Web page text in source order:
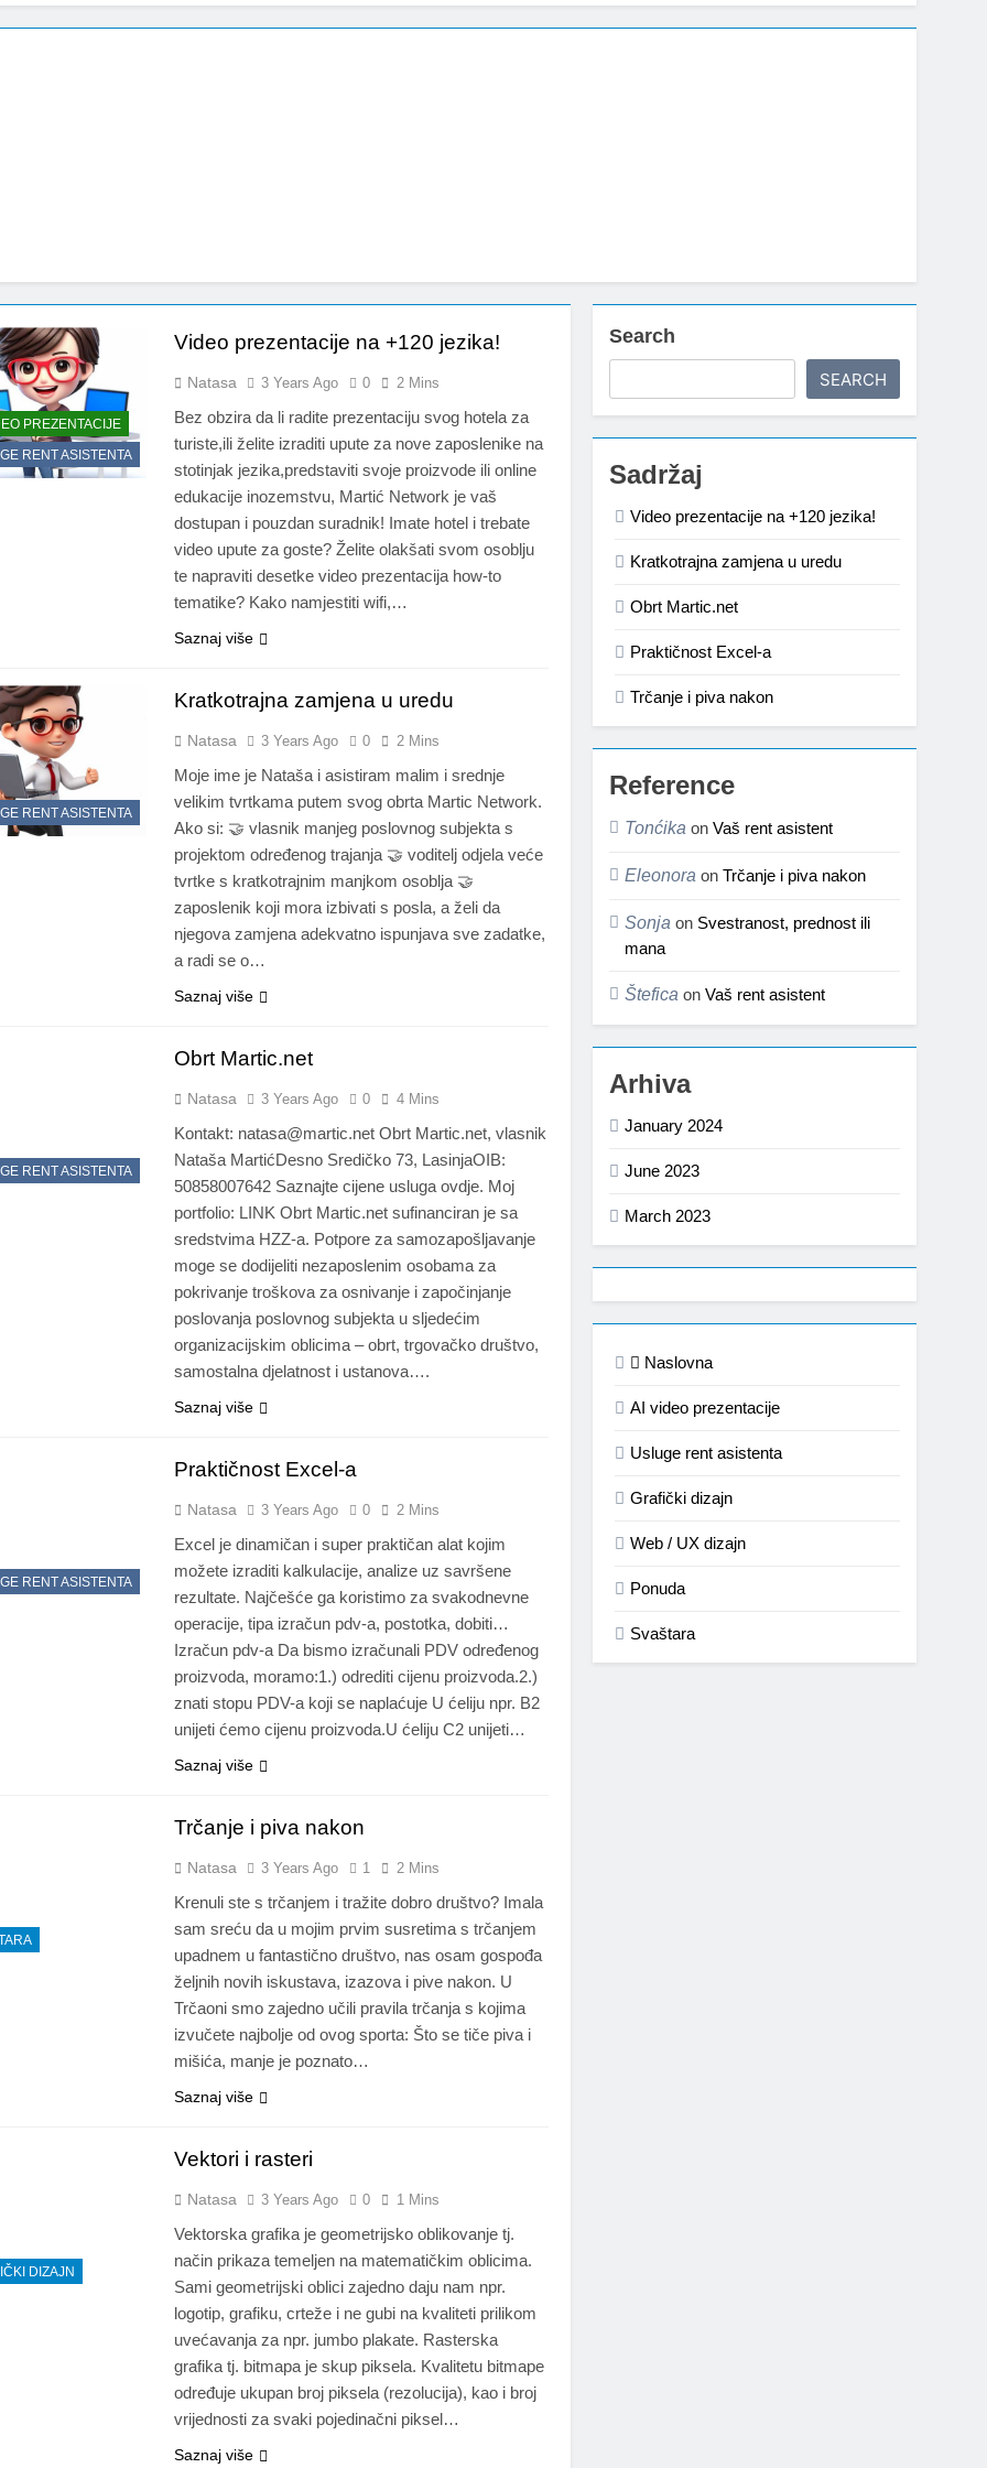
PREZENTACIJE
RENT ASISTENTA
Video prezentacije na +120 jezika!
Natasa 3 Years Ago 0 2 Mins
Bez obzira da li radite prezentaciju svog hotela za
turiste,ili želite izraditi upute za nove zaposlenike na
stotinjak jezika,predstaviti svoje proizvode ili online
edukacije inozemstvu, Martić Network je vaš
dostupan i pouzdan suradnik! Imate hotel i trebate
video upute za goste? Želite olakšati svom osoblju
te napraviti desetke video prezentacija how-to
tematike? Kako namjestiti wifi,…
Saznaj više
RENT ASISTENTA
Kratkotrajna zamjena u uredu
Natasa 3 Years Ago 0 2 Mins
Moje ime je Nataša i asistiram malim i srednje
velikim tvrtkama putem svog obrta Martic Network.
Ako si: 🤝 vlasnik manjeg poslovnog subjekta s
projektom određenog trajanja 🤝 voditelj odjela veće
tvrtke s kratkotrajnim manjkom osoblja 🤝
zaposlenik koji mora izbivati s posla, a želi da
njegova zamjena adekvatno ispunjava sve zadatke,
a radi se o…
Saznaj više
RENT ASISTENTA
Obrt Martic.net
Natasa 3 Years Ago 0 4 Mins
Kontakt: natasa@martic.net Obrt Martic.net, vlasnik
Nataša MartićDesno Sredičko 73, LasinjaOIB:
50858007642 Saznajte cijene usluga ovdje. Moj
portfolio: LINK Obrt Martic.net sufinanciran je sa
sredstvima HZZ-a. Potpore za samozapošljavanje
moge se dodijeliti nezaposlenim osobama za
pokrivanje troškova za osnivanje i započinjanje
poslovanja poslovnog subjekta u sljedećim
organizacijskim oblicima – obrt, trgovačko društvo,
samostalna djelatnost i ustanova….
Saznaj više
RENT ASISTENTA
Praktičnost Excel-a
Natasa 3 Years Ago 0 2 Mins
Excel je dinamičan i super praktičan alat kojim
možete izraditi kalkulacije, analize uz savršene
rezultate. Najčešće ga koristimo za svakodnevne
operacije, tipa izračun pdv-a, postotka, dobiti…
Izračun pdv-a Da bismo izračunali PDV određenog
proizvoda, moramo:1.) odrediti cijenu proizvoda.2.)
znati stopu PDV-a koji se naplaćuje U ćeliju npr. B2
unijeti ćemo cijenu proizvoda.U ćeliju C2 unijeti…
Saznaj više
Trčanje i piva nakon
Natasa 3 Years Ago 1 2 Mins
Krenuli ste s trčanjem i tražite dobro društvo? Imala
sam sreću da u mojim prvim susretima s trčanjem
upadnem u fantastično društvo, nas osam gospođa
željnih novih iskustava, izazova i pive nakon. U
Trčaoni smo zajedno učili pravila trčanja s kojima
izvučete najbolje od ovog sporta: Što se tiče piva i
mišića, manje je poznato…
Saznaj više
DIZAJN
Vektori i rasteri
Natasa 3 Years Ago 0 1 Mins
Vektorska grafika je geometrijsko oblikovanje tj.
način prikaza temeljen na matematičkim oblicima.
Sami geometrijski oblici zajedno daju nam npr.
logotip, grafiku, crteže i ne gubi na kvaliteti prilikom
uvećavanja za npr. jumbo plakate. Rasterska
grafika tj. bitmapa je skup piksela. Kvalitetu bitmape
određuje ukupan broj piksela (rezolucija), kao i broj
vrijednosti za svaki pojedinačni piksel…
Saznaj više
Search
SEARCH
Sadržaj
Video prezentacije na +120 jezika!
Kratkotrajna zamjena u uredu
Obrt Martic.net
Praktičnost Excel-a
Trčanje i piva nakon
Reference
Tonćika onVaš rent asistent
Eleonora onTrčanje i piva nakon
Sonja on Svestranost, prednost ili
mana
Štefica onVaš rent asistent
Arhiva
January 2024
June 2023
March 2023
Naslovna
AI video prezentacije
Usluge rent asistenta
Grafički dizajn
Web / UX dizajn
Ponuda
Svaštara